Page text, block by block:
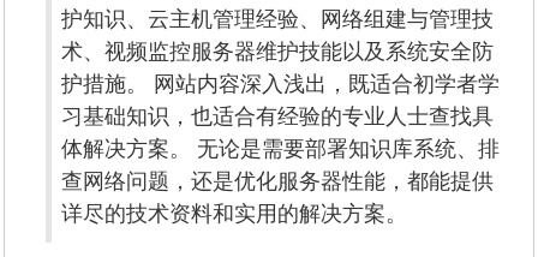
护知识、云主机管理经验、网络组建与管理技
术、视频监控服务器维护技能以及系统安全防
护措施。 网站内容深入浅出，既适合初学者学
习基础知识，也适合有经验的专业人士查找具
体解决方案。 无论是需要部署知识库系统、排
查网络问题，还是优化服务器性能，都能提供
详尽的技术资料和实用的解决方案。